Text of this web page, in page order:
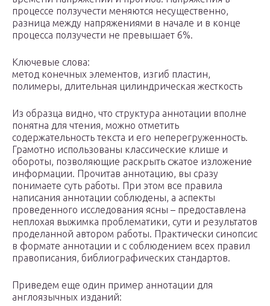
процессе ползучести меняются несущественно,
разница между напряжениями в начале и в конце
процесса ползучести не превышает 6%.
Ключевые слова:
метод конечных элементов, изгиб пластин,
полимеры, длительная цилиндрическая жесткость
Из образца видно, что структура аннотации вполне
понятна для чтения, можно отметить
содержательность текста и его неперегруженность.
Грамотно использованы классические клише и
обороты, позволяющие раскрыть сжатое изложение
информации. Прочитав аннотацию, вы сразу
понимаете суть работы. При этом все правила
написания аннотации соблюдены, а аспекты
проведенного исследования ясны – предоставлена
неплохая выжимка проблематики, сути и результатов
проделанной автором работы. Практически синопсис
в формате аннотации и с соблюдением всех правил
правописания, библиографических стандартов.
Приведем еще один пример аннотации для
англоязычных изданий: